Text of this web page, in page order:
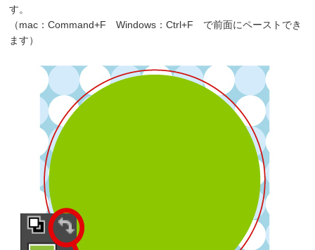
す。
（mac：Command+F Windows：Ctrl+F で前面にペーストでき
ます）